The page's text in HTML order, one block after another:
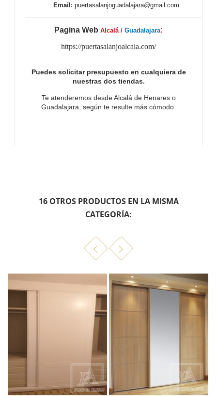
Email: puertasalanjoguadalajara@gmail.com
Pagina Web Alcalá / Guadalajara:
https://puertasalanjoalcala.com/
Puedes solicitar presupuesto en cualquiera de
nuestras dos tiendas.
Te atenderemos desde Alcalá de Henares o
Guadalajara, según te resulte más cómodo.
16 OTROS PRODUCTOS EN LA MISMA
CATEGORÍA: